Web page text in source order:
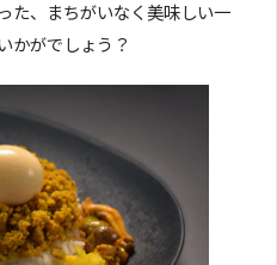
た、まちがいなく美味しい一
かがでしょう？